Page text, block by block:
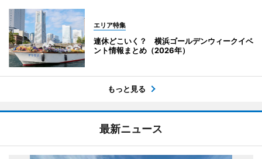
エリア特集
連休どこいく？ 横浜ゴールデンウィークイベ
ント情報まとめ（2026年）
もっと見る
最新ニュース